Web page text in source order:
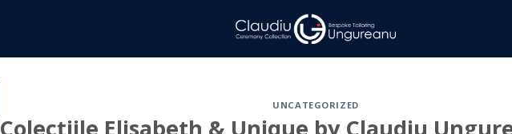
UNCATEGORIZED
Colecțiile Elisabeth & Unique by Claudiu